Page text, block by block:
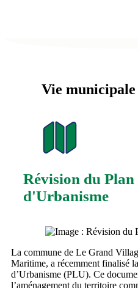
Vie municipale
Révision du
d'Urbanisme
La commune de Le Grand
Maritime, a récemment finalisé
d’Urbanisme (PLU). Ce
l’aménagement du territoire